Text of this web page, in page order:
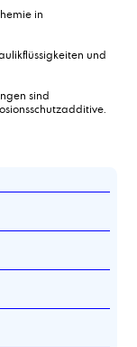
in
und
sind